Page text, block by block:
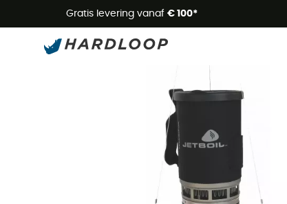
Gratis levering vanaf € 100*